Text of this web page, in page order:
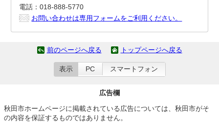
電話：018-888-5770
お問い合わせは専用フォームをご利用ください。
前のページへ戻る トップページへ戻る
表示 PC スマートフォン
広告欄
秋田市ホームページに掲載されている広告については、秋田市がそ
の内容を保証するものではありません。